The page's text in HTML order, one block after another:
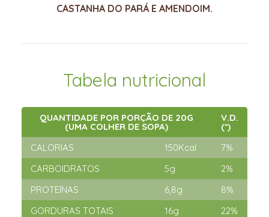
CASTANHA DO PARÁ E AMENDOIM.
Tabela nutricional
QUANTIDADE POR PORÇÃO DE 20G
(UMA COLHER DE SOPA)
V.D.
(*)
CALORIAS
150Kcal
7%
CARBOIDRATOS
5g
2%
PROTEÍNAS
6,8g
8%
GORDURAS TOTAIS
16g
22%